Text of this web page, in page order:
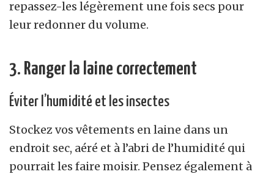
repassez-les légèrement une fois secs pour
leur redonner du volume.
3. Ranger la laine correctement
Éviter l’humidité et les insectes
Stockez vos vêtements en laine dans un
endroit sec, aéré et à l’abri de l’humidité qui
pourrait les faire moisir. Pensez également à